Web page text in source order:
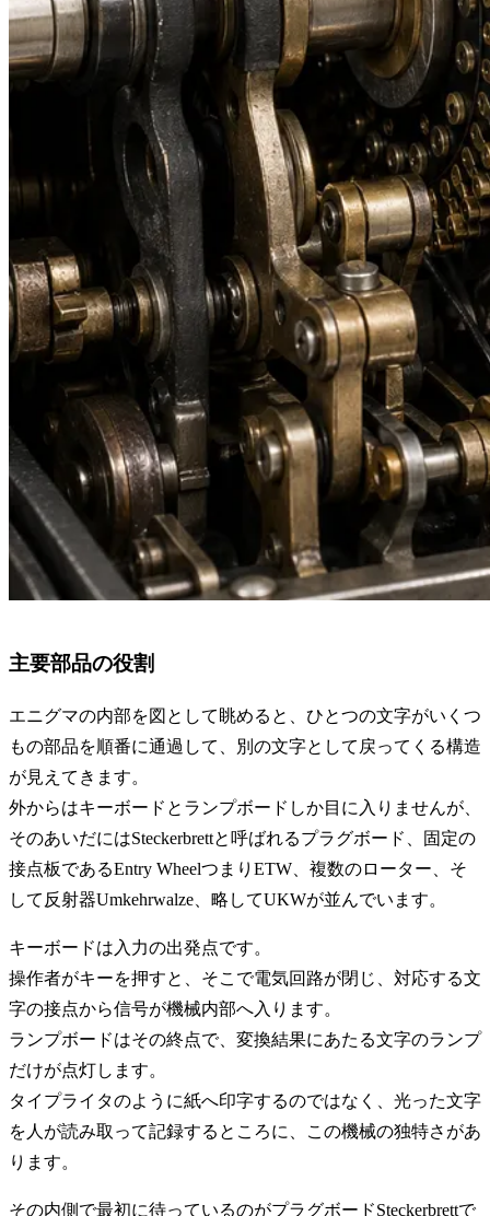
主要部品の役割
エニグマの内部を図として眺めると、ひとつの文字がいくつ
もの部品を順番に通過して、別の文字として戻ってくる構造
が見えてきます。
外からはキーボードとランプボードしか目に入りませんが、
そのあいだにはSteckerbrettと呼ばれるプラグボード、固定の
接点板であるEntry WheelつまりETW、複数のローター、そ
して反射器Umkehrwalze、略してUKWが並んでいます。
キーボードは入力の出発点です。
操作者がキーを押すと、そこで電気回路が閉じ、対応する文
字の接点から信号が機械内部へ入ります。
ランプボードはその終点で、変換結果にあたる文字のランプ
だけが点灯します。
タイプライタのように紙へ印字するのではなく、光った文字
を人が読み取って記録するところに、この機械の独特さがあ
ります。
その内側で最初に待っているのがプラグボードSteckerbrettで